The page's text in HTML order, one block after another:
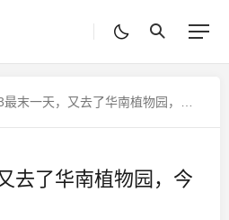
末一天，又去了华南植物园，今天人超多啊~~~
去了华南植物园，今